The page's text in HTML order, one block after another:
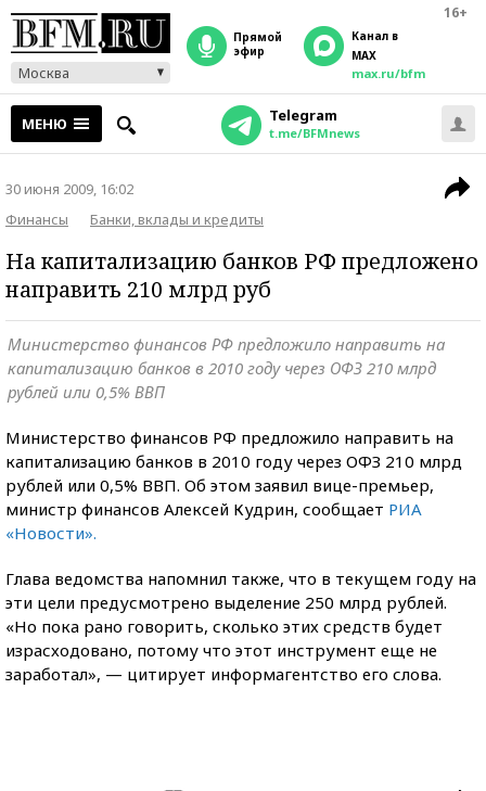
16+
Москва
прямой
эфир
Канал в
MAX
max.ru/bfm
МЕНЮ Telegram
t.me/BFMnews
30 июня 2009, 16:02
Финансы
Банки, вклады и кредиты
На капитализацию банков РФ предложено
направить 210 млрд руб
Министерство финансов РФ предложило направить на
капитализацию банков в 2010 году через ОФЗ 210 млрд
рублей или 0,5% ВВП
Министерство финансов РФ предложило направить на
капитализацию банков в 2010 году через ОФЗ 210 млрд
рублей или 0,5% ВВП. Об этом заявил вице-премьер,
министр финансов Алексей Кудрин, сообщает РИА
«Новости».
Глава ведомства напомнил также, что в текущем году на
эти цели предусмотрено выделение 250 млрд рублей.
«Но пока рано говорить, сколько этих средств будет
израсходовано, потому что этот инструмент еще не
заработал», — цитирует информагентство его слова.